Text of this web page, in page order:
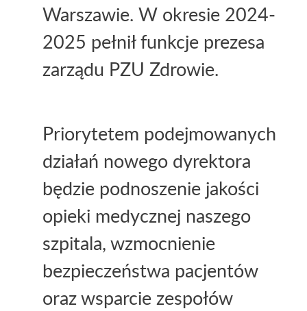
Warszawie. W okresie 2024-
2025 pełnił funkcje prezesa
zarządu PZU Zdrowie.
Priorytetem podejmowanych
działań nowego dyrektora
będzie podnoszenie jakości
opieki medycznej naszego
szpitala, wzmocnienie
bezpieczeństwa pacjentów
oraz wsparcie zespołów